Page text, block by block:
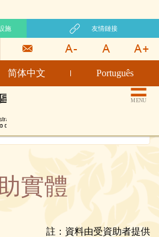
施 友情鏈接
简体中文 Português
MENU
實體
註：資料由受資助者提供